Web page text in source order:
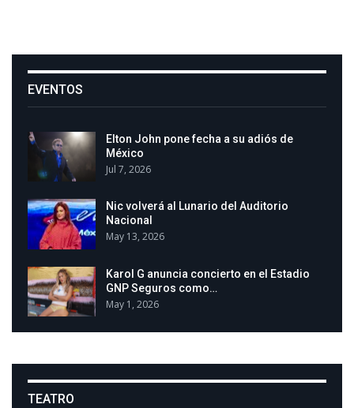
EVENTOS
Elton John pone fecha a su adiós de
México
Jul 7, 2026
Nic volverá al Lunario del Auditorio
Nacional
May 13, 2026
Karol G anuncia concierto en el Estadio
GNP Seguros como…
May 1, 2026
TEATRO